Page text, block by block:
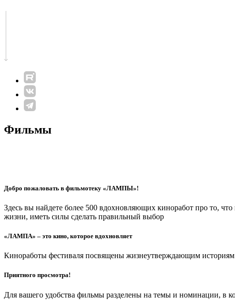
Фильмы
Добро пожаловать в фильмотеку «ЛАМПЫ»!
Здесь вы найдете более 500 вдохновляющих киноработ про то,
жизни, иметь силы сделать правильный выбор
«ЛАМПА» – это кино, которое вдохновляет
Киноработы фестиваля посвящены жизнеутверждающим
Приятного просмотра!
Для вашего удобства фильмы разделены на темы и номинации, в